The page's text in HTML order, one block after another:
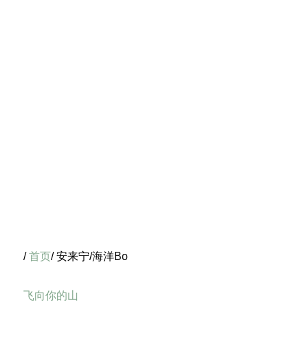
/首页/ 安来宁/海洋Bo
飞向你的山